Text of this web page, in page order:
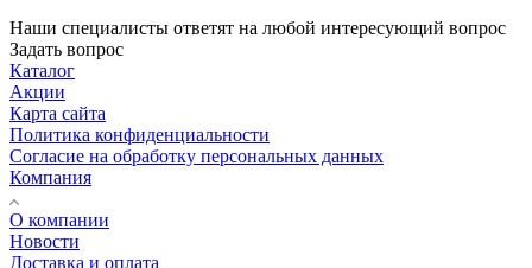
Наши специалисты ответят на любой интересующий вопрос
Задать вопрос
Каталог
Акции
Карта сайта
Политика конфиденциальности
Согласие на обработку персональных данных
Компания
О компании
Новости
Доставка и оплата